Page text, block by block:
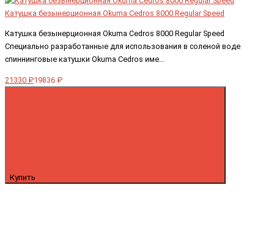
Катушка безынерционная Okuma Cedros 8000 Regular Speed
Катушка безынерционная Okuma Cedros 8000 Regular Speed
Специально разработанные для использования в соленой воде
спиннинговые катушки Okuma Cedros име...
21330 ₽19836 ₽
Купить